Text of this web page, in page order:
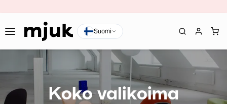
Suomi
Koko valikoima